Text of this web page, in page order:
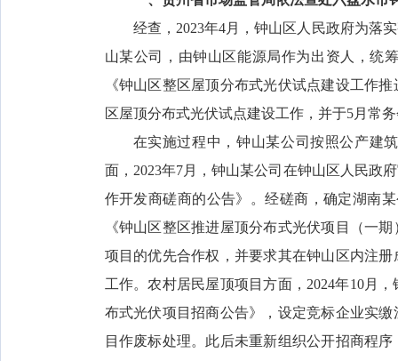
经查，2023年4月，钟山区人民政府为落
山某公司，由钟山区能源局作为出资人，统
《钟山区整区屋顶分布式光伏试点建设工作
区屋顶分布式光伏试点建设工作，并于5月常
在实施过程中，钟山某公司按照公产建
面，2023年7月，钟山某公司在钟山区人民政
作开发商磋商的公告》。经磋商，确定湖南
《钟山区整区推进屋顶分布式光伏项目（一
项目的优先合作权，并要求其在钟山区内注
工作。农村居民屋顶项目方面，2024年10月
布式光伏项目招商公告》，设定竞标企业实
目作废标处理。此后未重新组织公开招商程